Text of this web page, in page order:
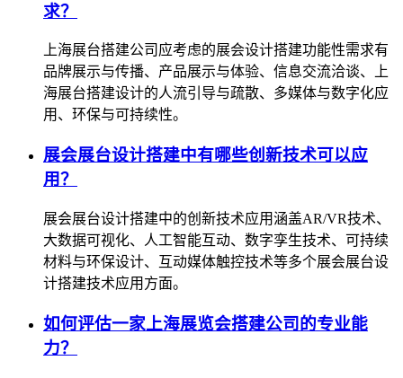
求？
上海展台搭建公司应考虑的展会设计搭建功能性需求有
品牌展示与传播、产品展示与体验、信息交流洽谈、上
海展台搭建设计的人流引导与疏散、多媒体与数字化应
用、环保与可持续性。
展会展台设计搭建中有哪些创新技术可以应
用？
展会展台设计搭建中的创新技术应用涵盖AR/VR技术、
大数据可视化、人工智能互动、数字孪生技术、可持续
材料与环保设计、互动媒体触控技术等多个展会展台设
计搭建技术应用方面。
如何评估一家上海展览会搭建公司的专业能
力？